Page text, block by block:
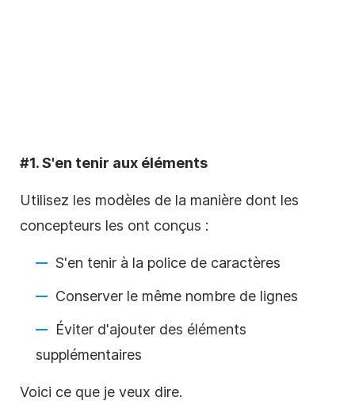
#1. S'en tenir aux éléments
Utilisez les modèles de la manière dont les
concepteurs les ont conçus :
S'en tenir à la police de caractères
Conserver le même nombre de lignes
Éviter d'ajouter des éléments
supplémentaires
Voici ce que je veux dire.